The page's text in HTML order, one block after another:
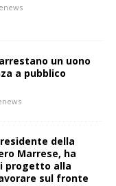
un uono
a pubblico
della
Marrese, ha
progetto alla
sul fronte